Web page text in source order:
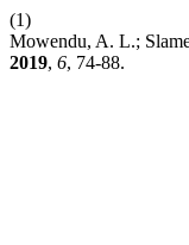
(1)
Mowendu, A. L.;
2019, 6, 74-88.